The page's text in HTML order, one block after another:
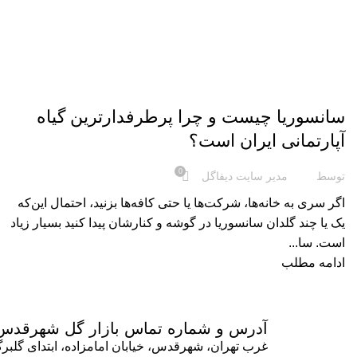
سانسوریا چیست و چرا پرطرفدارترین گیاه
آپارتمانی ایران است؟
توسط مدیر سایت دیفاگل 0
اگر سری به خانه‌ها، شرکت‌ها یا حتی کافه‌ها بزنید، احتمال این‌که
یک یا چند گلدان سانسوریا در گوشه و کنارشان پیدا کنید بسیار زیاد
است. سا...
ادامه مطلب
آدرس و شماره تماس بازار گل
غرب تهران، شهرقدس، خیابان امامزاده، ابتدای